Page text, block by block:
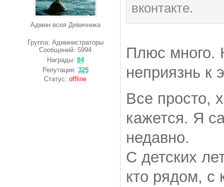
Админ всея Девичника
Группа: Администраторы
Сообщений:5994
Награды: 84
Репутация: 325
Статус:offline
вконтакте.
Плюс много.
неприязнь к
Все просто,
кажется. Я
недавно.
С детских
кто рядом, с